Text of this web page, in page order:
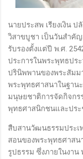
นายประสพ เรียงเงิน
วิสาขบูชา เป็นวันสำคั
รับรองตั้งแต่ปี พ.ศ.
ประการในพระพุทธปร
ปรินิพพานของพระสัม
พระพุทธศาสนาในฐา
มนุษยชาติการจัดกิจกร
พุทธศาสนิกชนและปร
สืบสานวัฒนธรรมประ
สอนของพระพุทธศาสน
รูปธรรม ซึ่งภายในงา